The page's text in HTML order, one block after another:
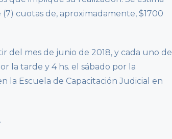
cuotas de, aproximadamente, $1700
del mes de junio de 2018, y cada uno de
la tarde y 4 hs. el sábado por la
la Escuela de Capacitación Judicial en
.